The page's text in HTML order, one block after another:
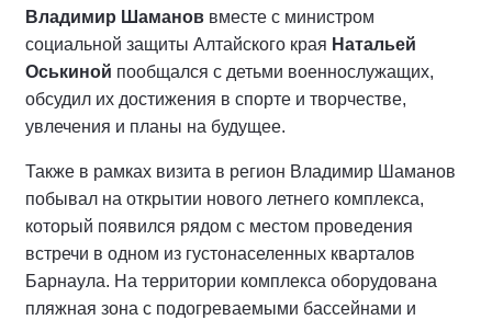
Владимир Шаманов вместе с министром
социальной защиты Алтайского края Натальей
Оськиной пообщался с детьми военнослужащих,
обсудил их достижения в спорте и творчестве,
увлечения и планы на будущее.
Также в рамках визита в регион Владимир Шаманов
побывал на открытии нового летнего комплекса,
который появился рядом с местом проведения
встречи в одном из густонаселенных кварталов
Барнаула. На территории комплекса оборудована
пляжная зона с подогреваемыми бассейнами и